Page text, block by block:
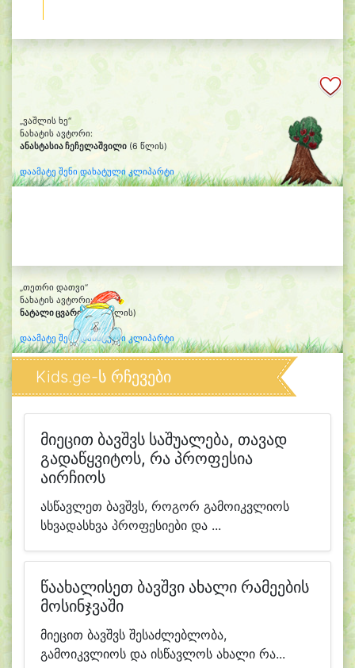
„ვაშლის ხე“
ნახატის ავტორი:
ანასტასია ჩეჩელაშვილი (6 წლის)
დაამატე შენი დახატული კლიპარტი
„თეთრი დათვი“
ნახატის ავტორი:
ნატალი ცვარიანი(6 წლის)
დაამატე შენი დახატული კლიპარტი
Kids.ge-ს რჩევები
მიეცით ბავშვს საშუალება, თავად
გადაწყვიტოს, რა პროფესია
აირჩიოს
ასწავლეთ ბავშვს, როგორ გამოიკვლიოს
სხვადასხვა პროფესიები და ...
წაახალისეთ ბავშვი ახალი რამეების
მოსინჯვაში
მიეცით ბავშვს შესაძლებლობა,
გამოიკვლიოს და ისწავლოს ახალი რა...